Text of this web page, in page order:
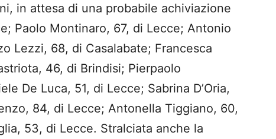
in attesa di una probabile achiviazione
Paolo Montinaro, 67, di Lecce; Antonio
Lezzi, 68, di Casalabate; Francesca
46, di Brindisi; Pierpaolo
De Luca, 51, di Lecce; Sabrina D’Oria,
84, di Lecce; Antonella Tiggiano, 60,
53, di Lecce. Stralciata anche la